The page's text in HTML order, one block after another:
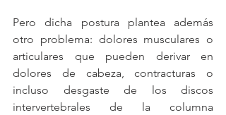
Pero dicha postura plantea además
otro problema: dolores musculares o
articulares que pueden derivar en
dolores de cabeza, contracturas o
incluso desgaste de los discos
intervertebrales de la columna